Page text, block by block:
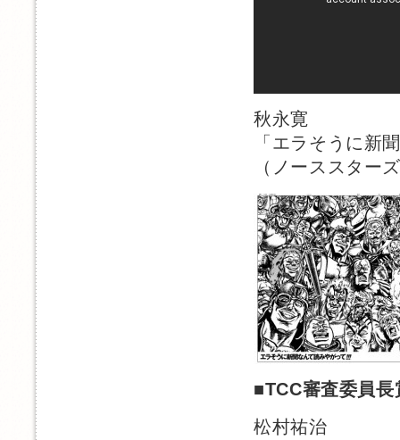
秋永寛
「エラそうに新
（ノーススター
■TCC審査委員長
松村祐治